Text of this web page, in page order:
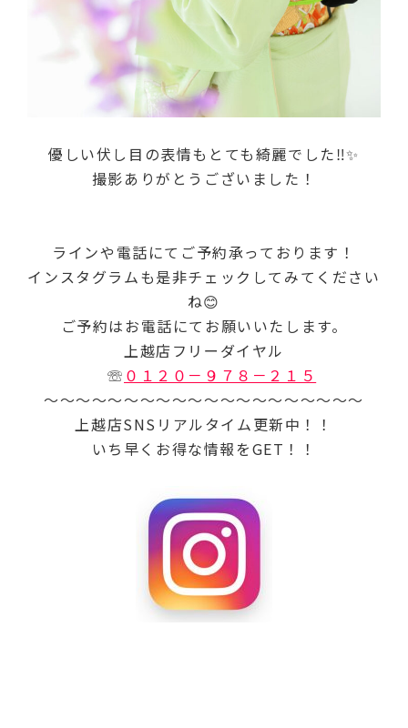
優しい伏し目の表情もとても綺麗でした‼✨
撮影ありがとうございました！
ラインや電話にてご予約承っております！
インスタグラムも是非チェックしてみてください
ね😊
ご予約はお電話にてお願いいたします。
上越店フリーダイヤル
☏ ０１２０－９７８－２１５
～～～～～～～～～～～～～～～～～～～～
上越店SNSリアルタイム更新中！！
いち早くお得な情報をGET！！